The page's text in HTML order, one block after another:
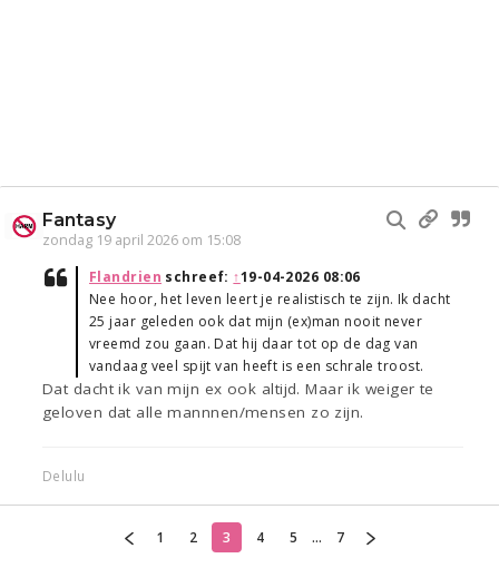
Fantasy
zondag 19 april 2026 om 15:08
Flandrien schreef: ↑19-04-2026 08:06
Nee hoor, het leven leert je realistisch te zijn. Ik dacht
25 jaar geleden ook dat mijn (ex)man nooit never
vreemd zou gaan. Dat hij daar tot op de dag van
vandaag veel spijt van heeft is een schrale troost.
Dat dacht ik van mijn ex ook altijd. Maar ik weiger te
geloven dat alle mannnen/mensen zo zijn.
Delulu
1 2 3 4 5 ... 7